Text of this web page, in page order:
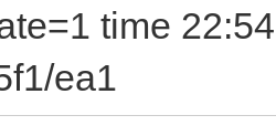
time
ea1